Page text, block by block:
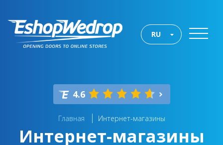
RU
4.6
Главная Интернет-магазины
Интернет-магазины